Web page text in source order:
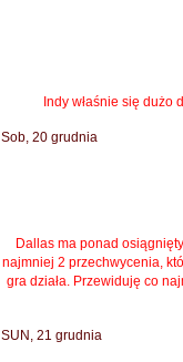
Indy właśnie się dużo
Sob, 20 grudnia
Dallas ma ponad
najmniej 2 przechwycenia,
gra działa. Przewiduję co
SUN, 21 grudnia